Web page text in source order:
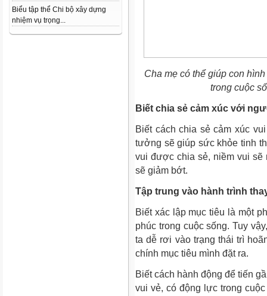
Biểu tập thể Chi bộ xây dựng
nhiệm vụ trọng...
Cha mẹ có thể giúp con
trong cuộc
Biết chia sẻ cảm xúc với
Biết cách chia sẻ cảm xúc
tưởng sẽ giúp sức khỏe tinh
vui được chia sẻ, niềm vui
sẽ giảm bớt.
Tập trung vào hành trình
Biết xác lập mục tiêu là một
phúc trong cuộc sống. Tuy
ta dễ rơi vào trạng thái trì
chính mục tiêu mình đặt ra.
Biết cách hành động để tiến
vui vẻ, có động lực trong